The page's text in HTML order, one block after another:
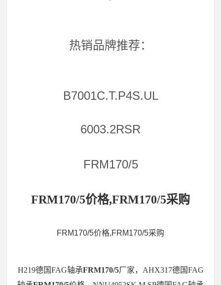
热销品牌推荐：
B7001C.T.P4S.UL
6003.2RSR
FRM170/5
FRM170/5价格,FRM170/5采购
FRM170/5价格,FRM170/5采购
H219德国FAG轴承FRM170/5厂家，AHX317德国FAG